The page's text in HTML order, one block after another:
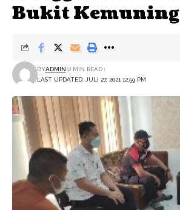
Bukit Kemuning
LAST UPDATED: JULI 27, 2021 12:59 PM
BYADMIN 2 MIN READ